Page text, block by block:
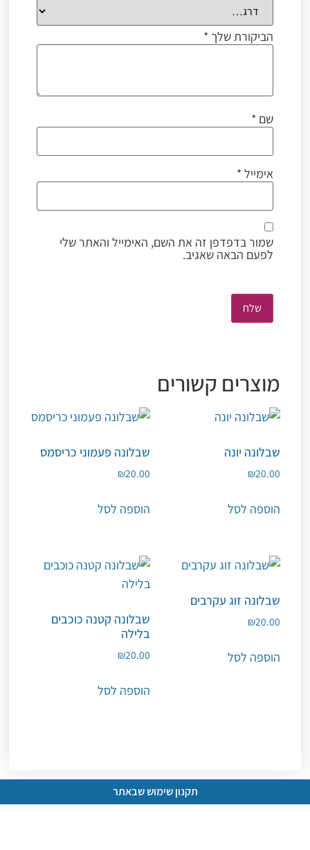
הביקורת שלך *
שם *
אימייל*
שמור בדפדפן זה את השם, האימייל והאתר שלי
לפעם הבאה שאגיב.
מוצרים קשורים
שבלונה יונה
₪20.00
הוספה לסל
שבלונה פעמוני כריסמס
₪20.00
הוספה לסל
שבלונה זוג עקרבים
₪20.00
הוספה לסל
שבלונה קטנה כוכבים
בלילה
₪20.00
הוספה לסל
תקנון שימוש שבאתר